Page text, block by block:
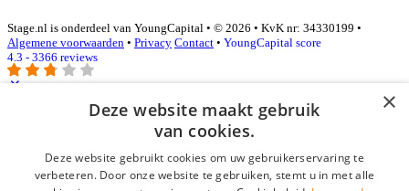
Stage.nl is onderdeel van YoungCapital • © 2026 • KvK nr: 34330199 •
Algemene voorwaarden • Privacy Contact • YoungCapital score
4.3 - 3366 reviews
Inloggen als bedrijf
E-mail*
×
Deze website maakt gebruik
van cookies.
Deze website gebruikt cookies om uw gebruikerservaring te
verbeteren. Door onze website te gebruiken, stemt u in met alle